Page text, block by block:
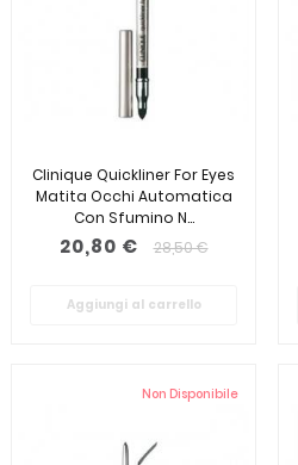
Clinique Quickliner For Eyes
Matita Occhi Automatica
Con Sfumino N...
20,80 € 28,50 €
Aggiungi al carrello
Non Disponibile